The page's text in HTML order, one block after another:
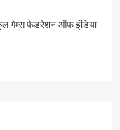
गेम्स फेडरेशन ऑफ इंडिया